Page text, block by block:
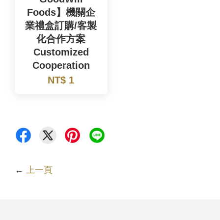
Foods】機關企
業禮盒訂購/客製
化合作方案
Customized
Cooperation
NT$ 1
← 上一頁